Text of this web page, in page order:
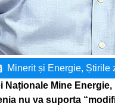
Minerit și Energie, Știrile
Naționale Mine
nu va suporta